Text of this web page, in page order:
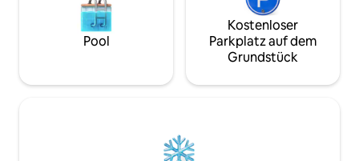
Pool
Kostenloser
Parkplatz auf dem
Grundstück